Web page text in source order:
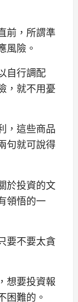
前，所謂準
風險。
自行調配
，就不用憂
，這些商品
句就可說得
於投資的文
領悟的一
要不要太貪
想要投資報
困難的。